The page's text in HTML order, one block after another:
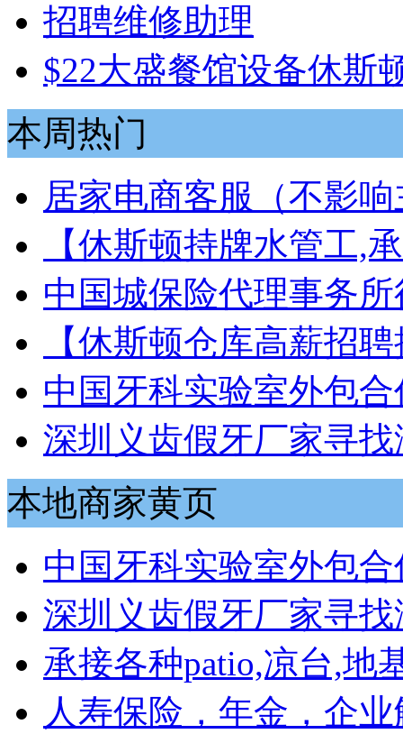
招聘维修助理
$22大盛餐馆设备休斯
本周热门
居家电商客服（不影
【休斯顿持牌水管工,
中国城保险代理事务
【休斯顿仓库高薪招
中国牙科实验室外包
深圳义齿假牙厂家寻
本地商家黄页
中国牙科实验室外包
深圳义齿假牙厂家寻
承接各种patio,凉台,地
人寿保险，年金，企